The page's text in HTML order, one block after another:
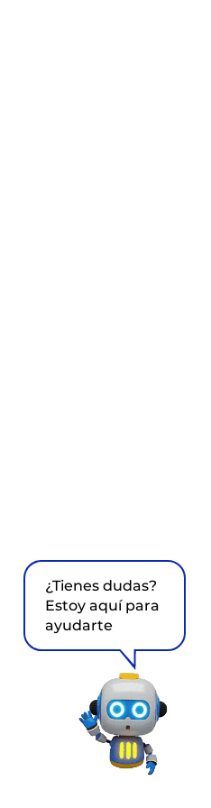
¿Tienes dudas?
Estoy aquí para
ayudarte